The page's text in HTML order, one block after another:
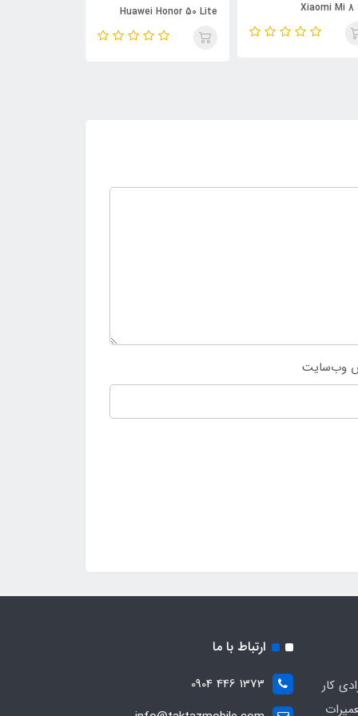
Xiaomi Mi 8
Huawei Honor 50 Lite
وب‌سایت
کار
ارتباط با ما
1373 446 0904